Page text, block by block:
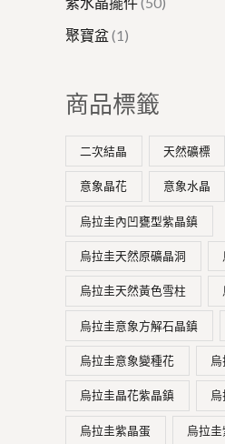
聚寶盆 1
商品標籤
二次結晶 天然礦標
意象晶花 意象水晶
烏拉圭內凹甕型紫晶鎮
烏拉圭天然原礦晶洞
烏拉圭天然黃色雪柱
烏拉圭意象方解石晶鎮
烏拉圭意象變種花
烏拉圭晶花紫晶鎮
烏拉圭紫晶蛋 烏拉